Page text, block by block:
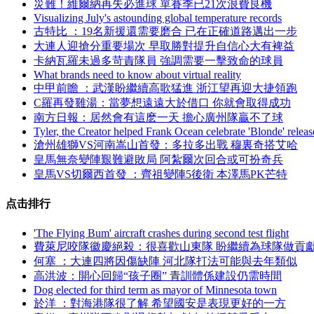
災難 ！維爾納再失必進球 單賽季已21次浪費良機
Visualizing July's astounding global temperature records
古特比 ：19名新援還需要磨合 已在正確道路邁出一步
大連人迎搶分重要場次 早取勝對提升自信心大有裨益
卡納瓦羅未過多苛責隊員 強調需要一擊致命的球員
What brands need to know about virtual reality
中甲前瞻 ：武漢盼繼續高歌猛進 浙江望再迎大捷領跑
C羅再發雞湯：當夢想遠遠大於借口 你就會取得成功
南方日報 ：居然會有這麽一天 擔心廣州隊贏不了球
Tyler, the Creator helped Frank Ocean celebrate 'Blonde'
滄州雄獅VS河南嵩山首發：多拉多出戰 穆裏奇搭艾哈
皇馬無奈變陣艱難避敗局 阿紮爾次回合或可扮奇兵
皇馬VS切爾西首發 ：齊祖變陣5後衛 本澤馬PK芒特
点击排行
'The Flying Bum' aircraft crashes during second test flight
費萊尼咬隊徽慶絕殺 ：很喜歡山東隊 盼繼續為球隊做貢
何塞 ：大連四將因傷缺陣 河北隊打法可能與去年類似
高洪波：開心回歸“孩子圈” 青訓體係建設仍需時間
Dog elected for third term as mayor of Minnesota town
於洋 ：對海港隊很了解 希望國安是表現更好的一方